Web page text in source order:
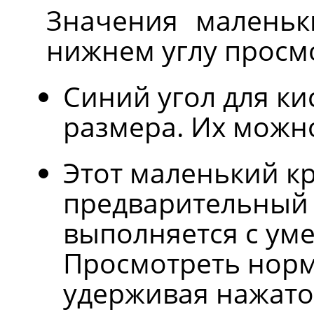
Значения
нижнем углу
Синий угол для
размера. Их
Этот маленький
выполняется с
Просмотреть
удерживая